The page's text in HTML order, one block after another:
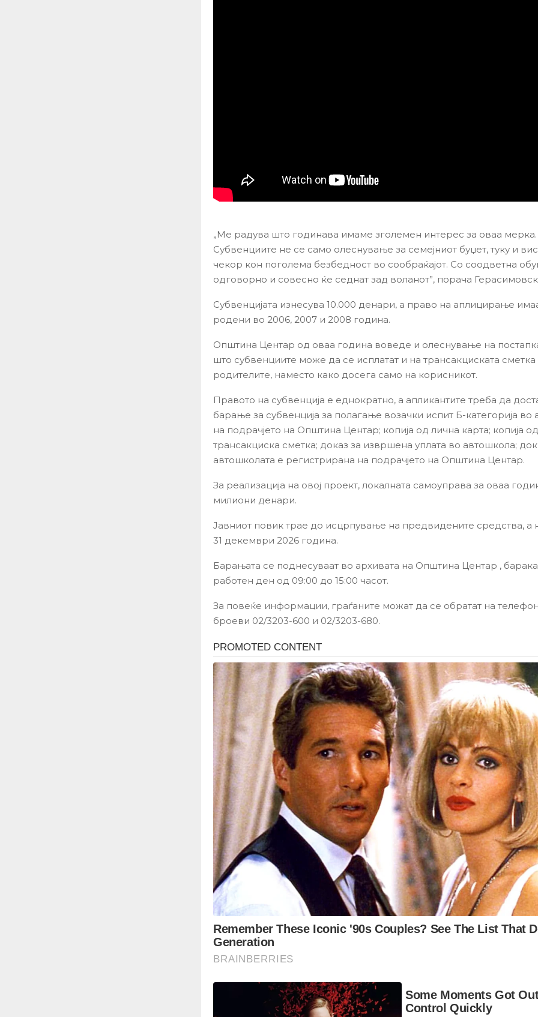
„Ме радува што годинава имаме зголемен интерес за оваа мерка.
Субвенциите не се само олеснување за семејниот буџет, туку и
чекор кон поголема безбедност во сообраќајот. Со соодветна
одговорно и совесно ќе седнат зад воланот”, порача
Субвенцијата изнесува 10.000 денари, а право на аплицирање
родени во 2006, 2007 и 2008 година.
Општина Центар од оваа година воведе и олеснување на
што субвенциите може да се исплатат и на трансакциската сметка
родителите, наместо како досега само на корисникот.
Правото на субвенција е еднократно, а апликантите треба да
барање за субвенција за полагање возачки испит Б-категорија во
на подрачјето на Општина Центар; копија од лична карта; копија од
трансакциска сметка; доказ за извршена уплата во автошкола;
автошколата е регистрирана на подрачјето на Општина Центар.
За реализација на овој проект, локалната самоуправа за оваа
милиони денари.
Јавниот повик трае до исцрпување на предвидените средства, а
31 декември 2026 година.
Барањата се поднесуваат во архивата на Општина Центар , барака
работен ден од 09:00 до 15:00 часот.
За повеќе информации, граѓаните можат да се обратат на
броеви 02/3203-600 и 02/3203-680.